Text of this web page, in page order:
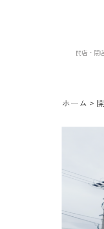
開店・閉
ホーム >